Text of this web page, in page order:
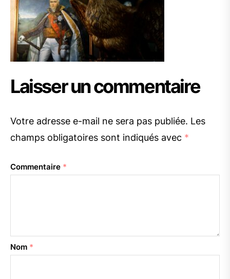
Laisser un commentaire
Votre adresse e-mail ne sera pas publiée. Les
champs obligatoires sont indiqués avec *
Commentaire *
Nom *